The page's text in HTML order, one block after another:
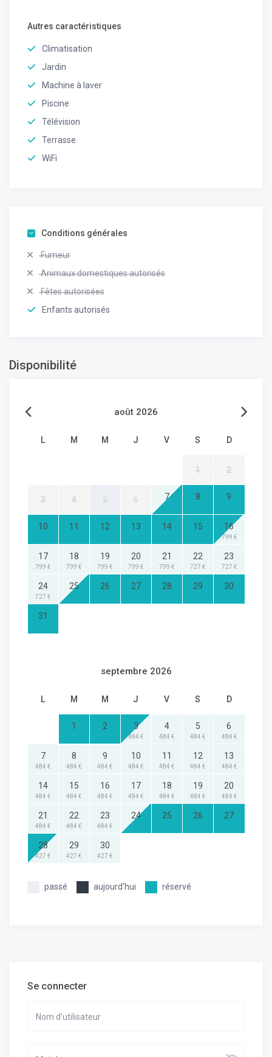
Autres caractéristiques
Climatisation
Jardin
Machine à laver
Piscine
Télévision
Terrasse
WiFi
Conditions générales
Fumeur
Animaux domestiques autorisés
Fêtes autorisées
Enfants autorisés
Disponibilité
août 2026
L M M J V S D
1 2
3 4 5 6 7 8 9
10 11 12 13 14 15 16
799 €
17
799 €
18
799 €
19
799 €
20
799 €
21
799 €
22
727 €
23
727 €
24
727 €
25 26 27 28 29 30
31
septembre 2026
L M M J V S D
1 2 3
484 €
4
484 €
5
484 €
6
484 €
7
484 €
8
484 €
9
484 €
10
484 €
11
484 €
12
484 €
13
484 €
14
484 €
15
484 €
16
484 €
17
484 €
18
484 €
19
484 €
20
484 €
21
484 €
22
484 €
23
484 €
24 25 26 27
28
427 €
29
427 €
30
427 €
passé aujourd’hui réservé
Se connecter